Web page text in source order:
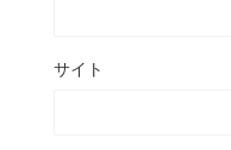
サイト